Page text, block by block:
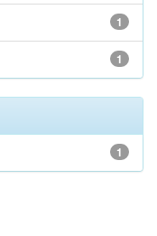
1
1
1